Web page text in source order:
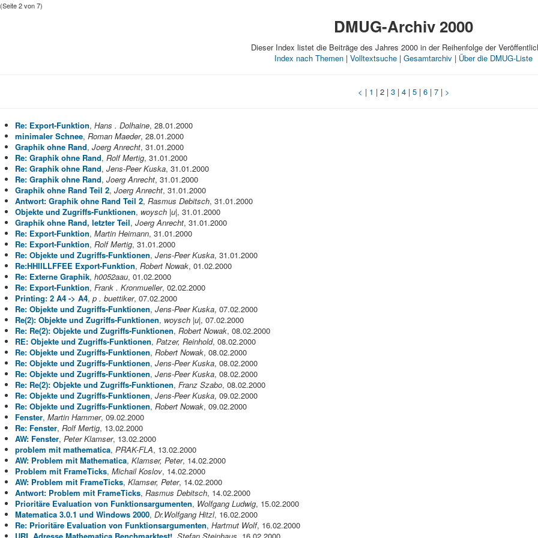
(Seite 2 von 7)
DMUG-Archiv 2000
Dieser Index listet die Beiträge des Jahres 2000 in der Reihenfolge der
Index nach Themen | Volltextsuche | Gesamtarchiv | Über die DMUG-Liste
< | 1 | 2 | 3| 4| 5| 6| 7| >
Re: Export-Funktion, Hans . Dolhaine, 28.01.2000
minimaler Schnee, Roman Maeder, 28.01.2000
Graphik ohne Rand, Joerg Anrecht, 31.01.2000
Re: Graphik ohne Rand, Rolf Mertig, 31.01.2000
Re: Graphik ohne Rand, Jens-Peer Kuska, 31.01.2000
Re: Graphik ohne Rand, Joerg Anrecht, 31.01.2000
Graphik ohne Rand Teil 2, Joerg Anrecht, 31.01.2000
Antwort: Graphik ohne Rand Teil 2, Rasmus Debitsch, 31.01.2000
Objekte und Zugriffs-Funktionen, woysch |u|, 31.01.2000
Graphik ohne Rand, letzter Teil, Joerg Anrecht, 31.01.2000
Re: Export-Funktion, Martin Heimann, 31.01.2000
Re: Export-Funktion, Rolf Mertig, 31.01.2000
Re: Objekte und Zugriffs-Funktionen, Jens-Peer Kuska, 31.01.2000
Re:HHIILLFFEE Export-Funktion, Robert Nowak, 01.02.2000
Re: Externe Graphik, h0052aau, 01.02.2000
Re: Export-Funktion, Frank . Kronmueller, 02.02.2000
Printing: 2 A4 -> A4, p . buettiker, 07.02.2000
Re: Objekte und Zugriffs-Funktionen, Jens-Peer Kuska, 07.02.2000
Re(2): Objekte und Zugriffs-Funktionen, woysch |u|, 07.02.2000
Re: Re(2): Objekte und Zugriffs-Funktionen, Robert Nowak, 08.02.2000
RE: Objekte und Zugriffs-Funktionen, Patzer, Reinhold, 08.02.2000
Re: Objekte und Zugriffs-Funktionen, Robert Nowak, 08.02.2000
Re: Objekte und Zugriffs-Funktionen, Jens-Peer Kuska, 08.02.2000
Re: Objekte und Zugriffs-Funktionen, Jens-Peer Kuska, 08.02.2000
Re: Re(2): Objekte und Zugriffs-Funktionen, Franz Szabo, 08.02.2000
Re: Objekte und Zugriffs-Funktionen, Jens-Peer Kuska, 09.02.2000
Re: Objekte und Zugriffs-Funktionen, Robert Nowak, 09.02.2000
Fenster, Martin Hammer, 09.02.2000
Re: Fenster, Rolf Mertig, 13.02.2000
AW: Fenster, Peter Klamser, 13.02.2000
problem mit mathematica, PRAK-FLA, 13.02.2000
AW: Problem mit Mathematica, Klamser, Peter, 14.02.2000
Problem mit FrameTicks, Michail Koslov, 14.02.2000
AW: Problem mit FrameTicks, Klamser, Peter, 14.02.2000
Antwort: Problem mit FrameTicks, Rasmus Debitsch, 14.02.2000
Prioritäre Evaluation von Funktionsargumenten, Wolfgang Ludwig, 15.02.2000
Matematica 3.0.1 und Windows 2000, Dr.Wolfgang Hitzl, 16.02.2000
Re: Prioritäre Evaluation von Funktionsargumenten, Hartmut Wolf, 16.02.2000